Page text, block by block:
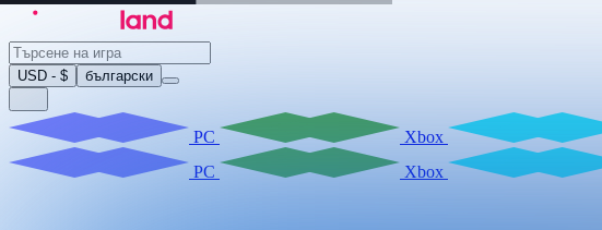
USD - $ български
PC Xbox
PC
Xbox